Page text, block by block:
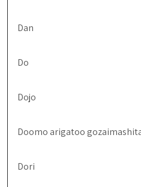
Dan
Do
Dojo
Doomo arigatoo
Dori